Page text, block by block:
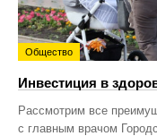
Общество
Инвестиция в
Рассмотрим все
с главным врачом